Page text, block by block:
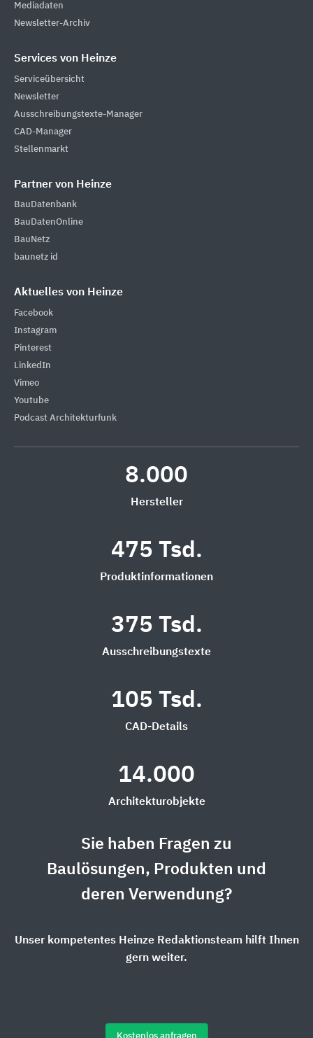
Mediadaten
Newsletter-Archiv
Services von Heinze
Serviceübersicht
Newsletter
Ausschreibungstexte-Manager
CAD-Manager
Stellenmarkt
Partner von Heinze
BauDatenbank
BauDatenOnline
BauNetz
baunetz id
Aktuelles von Heinze
Facebook
Instagram
Pinterest
LinkedIn
Vimeo
Youtube
Podcast Architekturfunk
8.000
Hersteller
475 Tsd.
Produktinformationen
375 Tsd.
Ausschreibungstexte
105 Tsd.
CAD-Details
14.000
Architekturobjekte
Sie haben Fragen zu
Baulösungen, Produkten und
deren Verwendung?
Unser kompetentes Heinze Redaktionsteam hilft Ihnen
gern weiter.